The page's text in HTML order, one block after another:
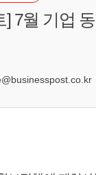
7월 기업